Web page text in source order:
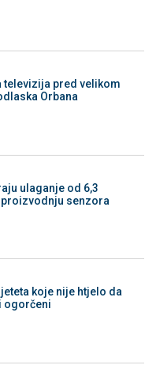
televizija pred velikom
Orbana
ulaganje od 6,3
senzora
koje nije htjelo da
ogorčeni